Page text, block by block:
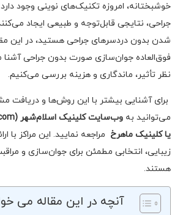
خوشبختانه، امروزه تکنیک‌های نوینی وجود
جراحی، نتایجی قابل‌توجه و طبیعی ایجاد
فوق‌العاده جوان‌سازی صورت بدون جراحی آشنا
نظر تأثیر، ماندگاری و هزینه بررسی می‌کنیم.
برای آشنایی بیشتر با این روش‌ها و دریافت
می‌توانید به
یا کلینیک ماهرخ مراجعه نمایید. این مراکز
زیبایی، انتخابی مطمئن برای جوان‌سازی و
هستند.
آنچه در این مقاله می